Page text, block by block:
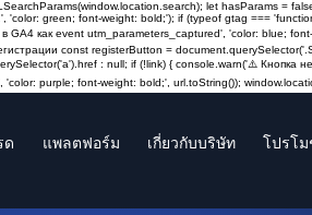
let hasParams =
green; font-weight: bold;'); if (typeof gtag ===
как event utm_parameters_captured', 'color: blue;
const registerButton =
: null; if (!link) { console.warn('⚠️ Кнопка
purple; font-weight: bold;', url.toString());
ด แพลตฟอร์ม เกี่ยวกับบริษัท โปรโ